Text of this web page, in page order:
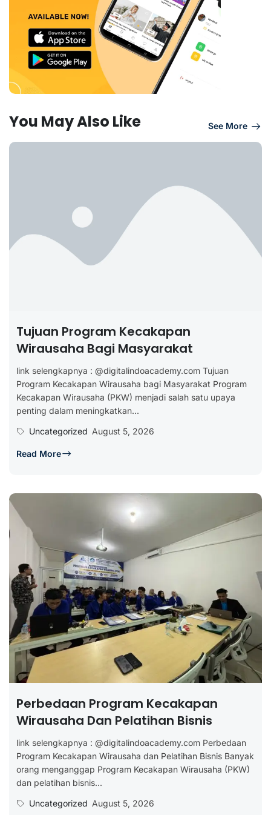
You May Also Like See More
Tujuan Program Kecakapan
Wirausaha Bagi Masyarakat
link selengkapnya : @digitalindoacademy.com Tujuan
Program Kecakapan Wirausaha bagi Masyarakat Program
Kecakapan Wirausaha (PKW) menjadi salah satu upaya
penting dalam meningkatkan...
Uncategorized August 5, 2026
Read More
Perbedaan Program Kecakapan
Wirausaha Dan Pelatihan Bisnis
link selengkapnya : @digitalindoacademy.com Perbedaan
Program Kecakapan Wirausaha dan Pelatihan Bisnis Banyak
orang menganggap Program Kecakapan Wirausaha (PKW)
dan pelatihan bisnis...
Uncategorized August 5, 2026